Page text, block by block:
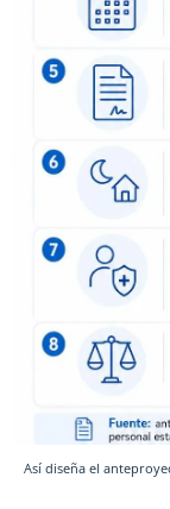
Así diseña el